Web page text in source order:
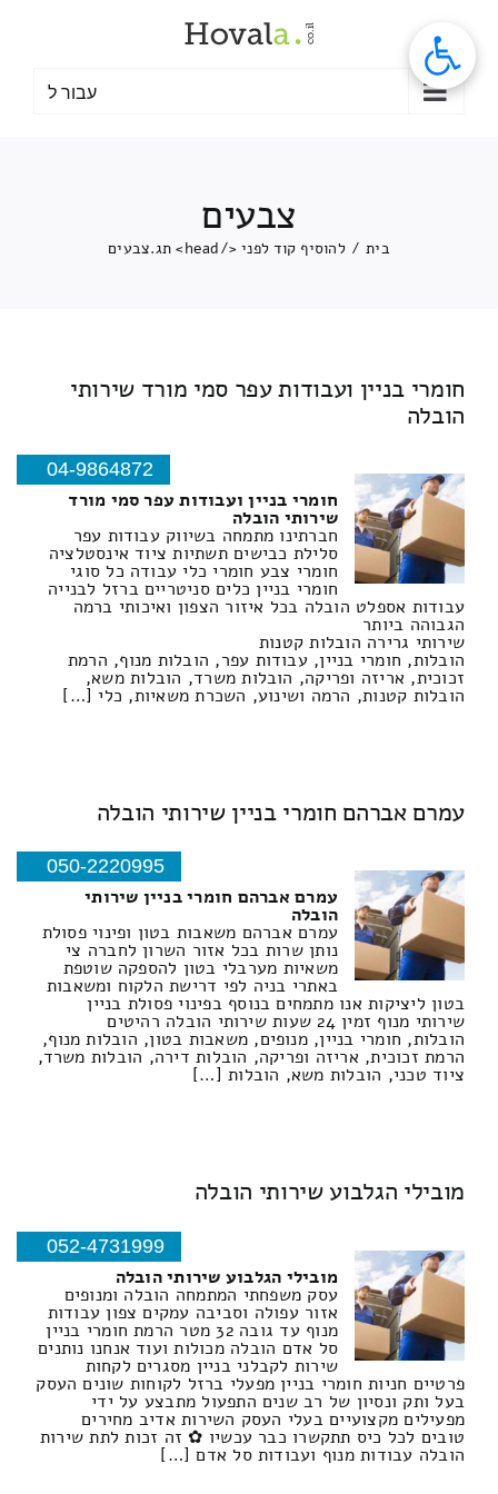
עבור ל
צבעים
בית / להוסיף קוד לפני </head> תג. צבעים
חומרי בניין ועבודות עפר סמי מורד שירותי
הובלה
04-9864872
חומרי בניין ועבודות עפר סמי מורד
שירותי הובלה
חברתינו מתמחה בשיווק עבודות עפר
סלילת כבישים תשתיות ציוד אינסטלציה
חומרי צבע חומרי כלי עבודה כל סוגי
חומרי בניין כלים סניטריים ברזל לבנייה
עבודות אספלט הובלה בכל איזור הצפון ואיכותי ברמה
הגבוהה ביותר
שירותי גרירה הובלות קטנות
הובלות, חומרי בניין, עבודות עפר, הובלות מנוף, הרמת
זכוכית, אריזה ופריקה, הובלות משרד, הובלות משא,
הובלות קטנות, הרמה ושינוע, השכרת משאיות, כלי […]
עמרם אברהם חומרי בניין שירותי הובלה
050-2220995
עמרם אברהם חומרי בניין שירותי
הובלה
עמרם אברהם משאבות בטון ופינוי פסולת
נותן שרות בכל אזור השרון לחברה צי
משאיות מערבלי בטון להספקה שוטפת
באתרי בניה לפי דרישת הלקוח ומשאבות
בטון ליציקות אנו מתמחים בנוסף בפינוי פסולת בניין
שירותי מנוף זמין 24 שעות שירותי הובלה רהיטים
הובלות, חומרי בניין, מנופים, משאבות בטון, הובלות מנוף,
הרמת זכוכית, אריזה ופריקה, הובלות דירה, הובלות משרד,
ציוד טכני, הובלות משא, הובלות […]
מובילי הגלבוע שירותי הובלה
052-4731999
מובילי הגלבוע שירותי הובלה
עסק משפחתי המתמחה הובלה ומנופים
אזור עפולה וסביבה עמקים צפון עבודות
מנוף עד גובה 32 מטר הרמת חומרי בניין
סל אדם הובלה מכולות ועוד אנחנו נותנים
שירות לקבלני בניין מסגרים לקחות
פרטיים חניות חומרי בניין מפעלי ברזל לקוחות שונים העסק
בעל ותק ונסיון של רב שנים התפעול מתבצע על ידי
מפעילים מקצועיים בעלי העסק השירות אדיב מחירים
טובים לכל כיס תתקשרו כבר עכשיו ✿ זה זכות לתת שירות
הובלה עבודות מנוף ועבודות סל אדם […]